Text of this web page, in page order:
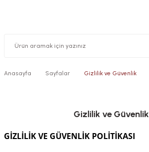
Anasayfa Sayfalar Gizlilik ve Güvenlik
Gizlilik ve Güvenlik
GİZLİLİK VE GÜVENLİK POLİTİKASI